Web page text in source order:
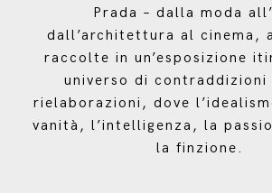
Prada – dalla moda
dall’architettura al cinema,
raccolte in un’esposizione
universo di contraddizioni
rielaborazioni, dove
vanità, l’intelligenza, la
la finzione.